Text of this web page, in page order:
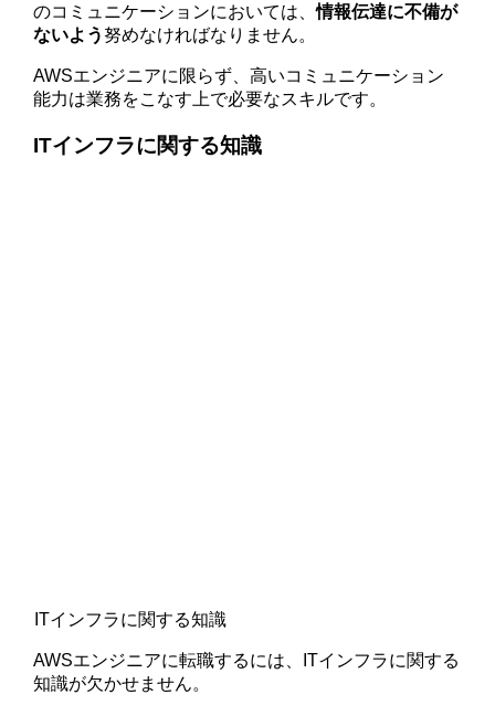
のコミュニケーションにおいては、情報伝達に不備が
ないよう努めなければなりません。
AWSエンジニアに限らず、高いコミュニケーション
能力は業務をこなす上で必要なスキルです。
ITインフラに関する知識
ITインフラに関する知識
AWSエンジニアに転職するには、ITインフラに関する
知識が欠かせません。